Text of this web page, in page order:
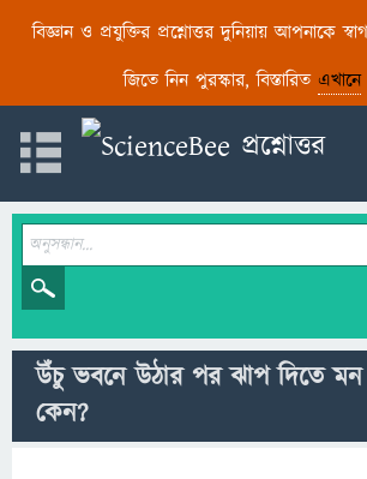
বিজ্ঞান ও প্রযুক্তির প্রশ্নোত্তর দুনিয়ায় আপনাকে
জিতে নিন পুরস্কার, বিস্তারিত এখানে
উঁচু ভবনে উঠার পর ঝাপ দিতে মন
কেন?